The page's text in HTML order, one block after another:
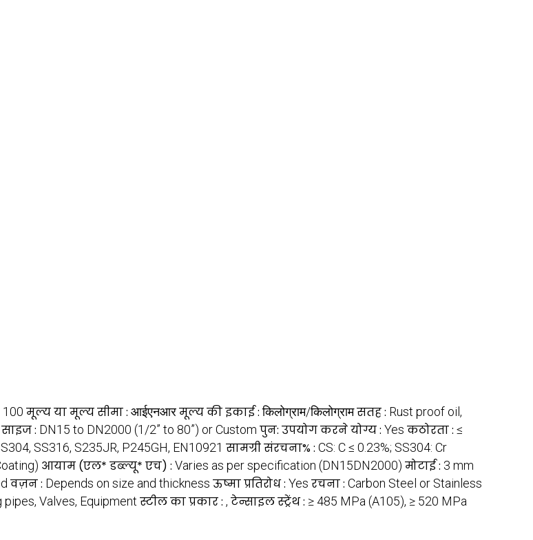
100 मूल्य या मूल्य सीमा : आईएनआरमूल्य की इकाई :किलोग्राम/किलोग्रामसतह : Rust proof oil,
साइज : DN15 to DN2000 (1/2” to 80”) or Custom पुन: उपयोग करने योग्य : Yes कठोरता : ≤
SS316, S235JR, P245GH, EN10921 सामग्री संरचना% : CS: C ≤ 0.23%; SS304: Cr
आयाम (एल* डब्ल्यू* एच) : Varies as per specification (DN15DN2000) मोटाई : 3 mm
वज़न : Depends on size and thickness ऊष्मा प्रतिरोध : Yes रचना : Carbon Steel or Stainless
pipes, Valves, Equipment स्टील का प्रकार : , टेन्साइल स्ट्रेंथ : ≥ 485 MPa (A105), ≥ 520 MPa